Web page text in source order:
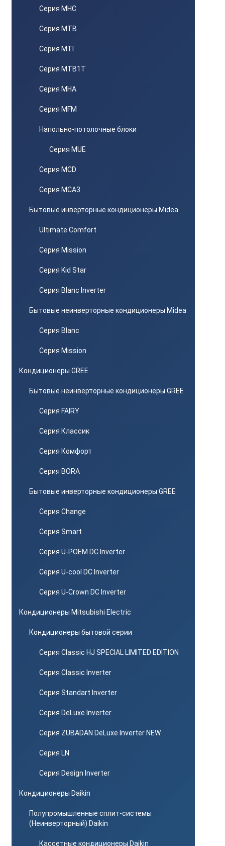
Серия MHC
Серия MTB
Серия MTI
Серия MTB1T
Серия MHA
Серия MFM
Напольно-потолочные блоки
Серия MUE
Серия MCD
Серия MCA3
Бытовые инверторные кондиционеры Midea
Ultimate Comfort
Серия Mission
Серия Kid Star
Серия Blanc Inverter
Бытовые неинверторные кондиционеры Midea
Серия Blanc
Серия Mission
Кондиционеры GREE
Бытовые неинверторные кондиционеры GREE
Серия FAIRY
Серия Классик
Серия Комфорт
Серия BORA
Бытовые инверторные кондиционеры GREE
Серия Change
Серия Smart
Серия U-POEM DC Inverter
Серия U-cool DC Inverter
Серия U-Crown DC Inverter
Кондиционеры Mitsubishi Electric
Кондиционеры бытовой серии
Серия Classic HJ SPECIAL LIMITED EDITION
Серия Classic Inverter
Серия Standart Inverter
Серия DeLuxe Inverter
Серия ZUBADAN DeLuxe Inverter NEW
Серия LN
Серия Design Inverter
Кондиционеры Daikin
Полупромышленные сплит-системы
(Неинверторный) Daikin
Кассетные кондиционеры Daikin